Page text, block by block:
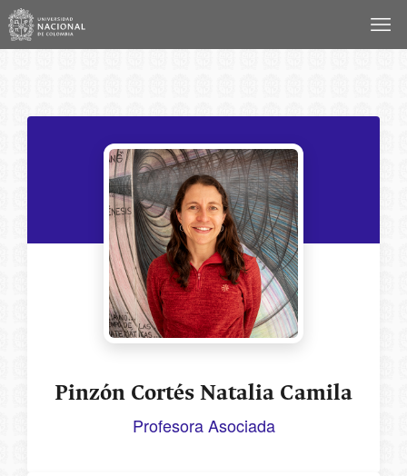
Saltar
contenido
Pinzón Cortés Natalia Camila
Profesora Asociada